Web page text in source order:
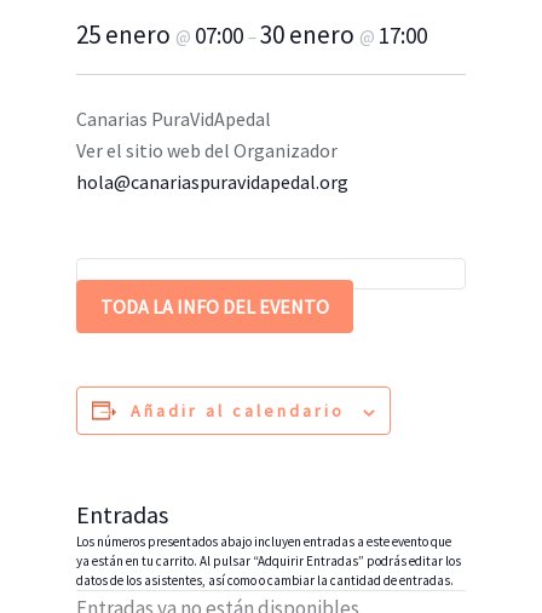
25 enero @ 07:00–30 enero @ 17:00
Canarias PuraVidApedal
Ver el sitio web del Organizador
hola@canariaspuravidapedal.org
TODA LA INFO DEL EVENTO
Añadir al calendario
Entradas
Los números presentados abajo incluyen entradas a este evento que
ya están en tu carrito. Al pulsar “Adquirir Entradas” podrás editar los
datos de los asistentes, así como o cambiar la cantidad de entradas.